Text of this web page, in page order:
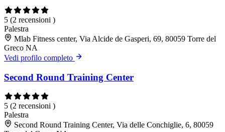
5 (2 recensioni )
Palestra
Mlab Fitness center, Via Alcide de Gasperi, 69, 80059 Torre del
Greco NA
Vedi profilo completo
Second Round Training Center
5 (2 recensioni )
Palestra
Second Round Training Center, Via delle Conchiglie, 6, 80059